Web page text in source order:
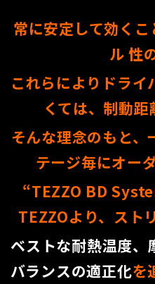
常に安定して効く
ル 性
これらによりドラ
くては、制動距
そんな理念のもと、
テージ毎にオー
“TEZZO BD
TEZZOより、 スト
ベストな耐熱温度、
バランスの適正化を